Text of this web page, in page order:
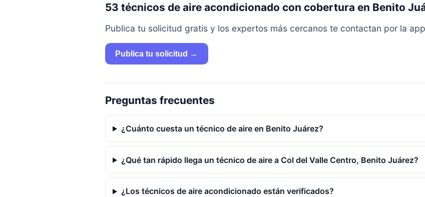
53 técnicos de aire acondicionado con cobertura en Benito
Publica tu solicitud gratis y los expertos más cercanos te contactan por la
Publica tu solicitud →
Preguntas frecuentes
¿Cuánto cuesta un técnico de aire en Benito Juárez?
¿Qué tan rápido llega un técnico de aire a Col del Valle Centro, Benito Juárez?
¿Los técnicos de aire acondicionado están verificados?